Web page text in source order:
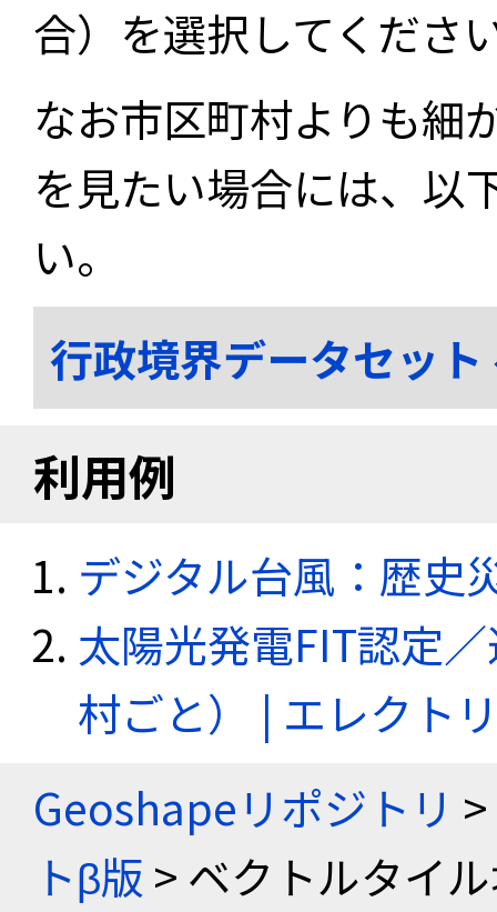
合）を選択してくださ
なお市区町村よりも細
を見たい場合には、以
い。
行政境界データセッ
利用例
デジタル台風：歴史
太陽光発電FIT認定
村ごと） | エレクト
Geoshapeリポジトリ >
トβ版 > ベクトルタイ